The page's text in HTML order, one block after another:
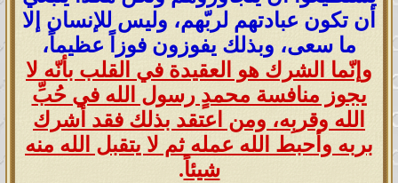
أن تكون عبادتهم لربّهم، وليس للإنسان إلا
ما سعى، وبذلك يفوزون فوزاً عظيماً،
وإنّما الشرك هو العقيدة في القلب بأنّه لا
يجوز منافسة محمدٍ رسول الله في حُبِّ
الله وقربِه، ومن اعتقد بذلك فقد أشرك
بربه وأحبط الله عمله ثم لا يتقبل الله منه
شيئاً.